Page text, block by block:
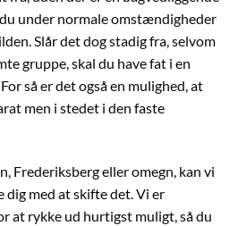
under normale omstændigheder
Slår det dog stadig fra, selvom
gruppe, skal du have fat i en
så er det også en mulighed, at
men i stedet i den faste
Frederiksberg eller omegn, kan vi
dig med at skifte det. Vi er
at rykke ud hurtigst muligt, så du